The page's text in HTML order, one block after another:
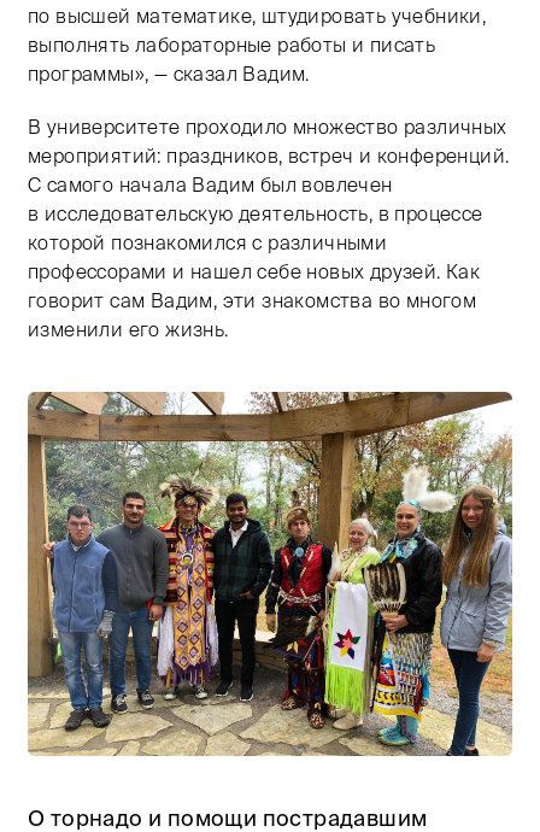
по высшей математике, штудировать учебники,
выполнять лабораторные работы и писать
программы», — сказал Вадим.
В университете проходило множество различных
мероприятий: праздников, встреч и конференций.
С самого начала Вадим был вовлечен
в исследовательскую деятельность, в процессе
которой познакомился с различными
профессорами и нашел себе новых друзей. Как
говорит сам Вадим, эти знакомства во многом
изменили его жизнь.
Тифлокомментарий: цветная фотография.
О торнадо и помощи пострадавшим